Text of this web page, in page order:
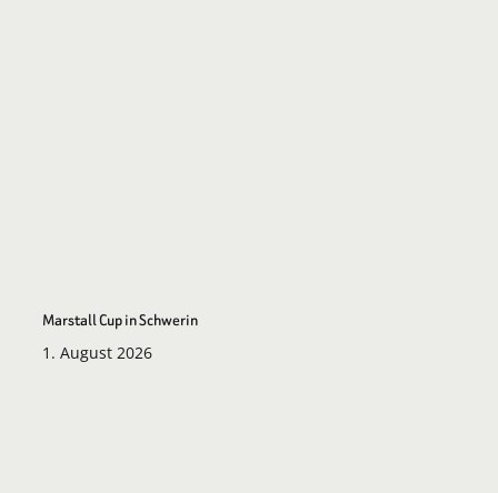
Marstall Cup in Schwerin
1. August 2026